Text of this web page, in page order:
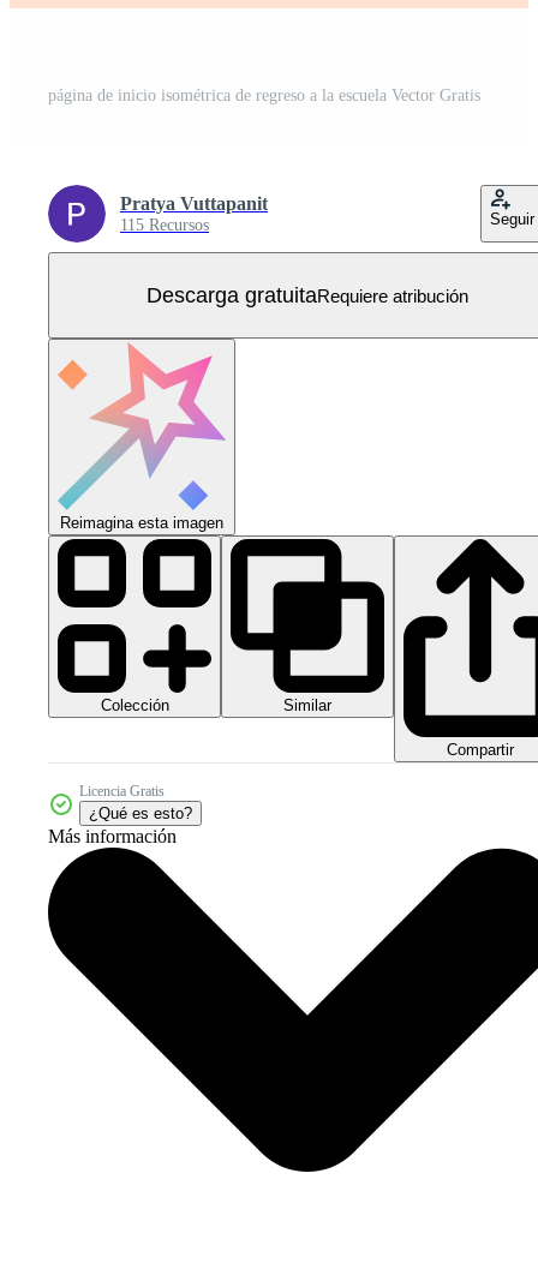
página de inicio isométrica de regreso a la escuela Vector Gratis
Pratya Vuttapanit
115 Recursos Seguir
Descarga gratuitaRequiere atribución
Reimagina esta imagen
Colección Similar
Compartir
Licencia Gratis
¿Qué es esto?
Más información